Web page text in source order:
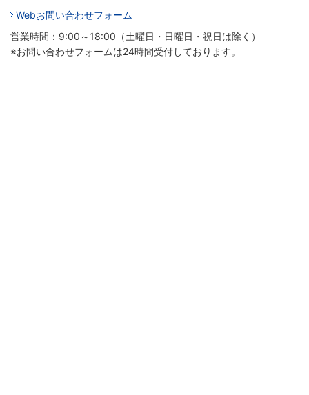
Webお問い合わせフォーム
営業時間：9:00～18:00（土曜日・日曜日・祝日は除く）
※お問い合わせフォームは24時間受付しております。